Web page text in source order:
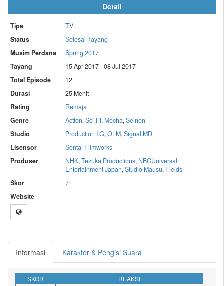
Detail
Tipe
TV
Status
Selesai Tayang
Musim Perdana
Spring 2017
Tayang
15 Apr 2017 - 08 Jul 2017
Total Episode
12
Durasi
25 Menit
Rating
Remaja
Genre
Action,Sci-Fi, Mecha,Seinen
Studio
Production I.G,OLM,Signal.MD
Lisensor
Sentai Filmworks
Produser
NHK,Tezuka Productions, NBCUniversal
Entertainment Japan,Studio Mausu, Fields
Skor
7
Website
Informasi Karakter & Pengisi Suara
SKOR REAKSI